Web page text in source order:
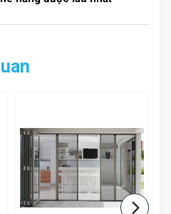
màu ghi xám sang trọng